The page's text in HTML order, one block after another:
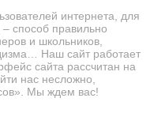
интернета, для
способ правильно
и школьников,
Наш сайт работает
сайта рассчитан на
нас несложно,
Мы ждем вас!